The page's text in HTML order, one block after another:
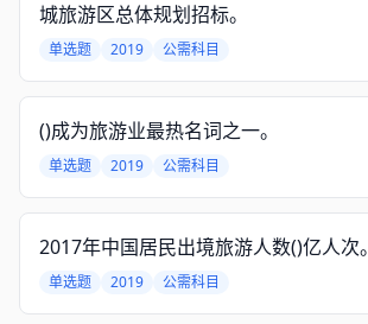
城旅游区总体规划招标。
单选题 2019 公需科目
()成为旅游业最热名词之一。
单选题 2019 公需科目
2017年中国居民出境旅游人数()亿人次。
单选题 2019 公需科目